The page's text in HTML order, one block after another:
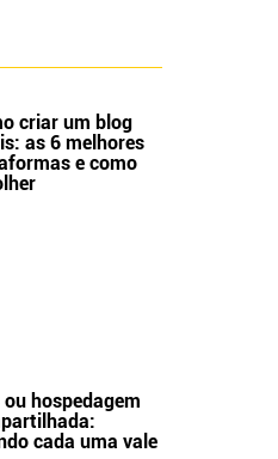
criar um blog
as 6 melhores
e como
ou hospedagem
cada uma vale